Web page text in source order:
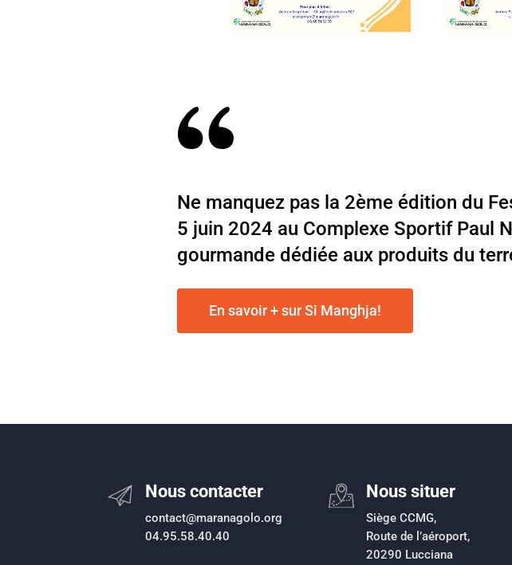
Ne manquez pas la 2ème édition du
5 juin 2024 au Complexe Sportif Paul
gourmande dédiée aux produits du
En savoir + sur Si Manghja!
Nous contacter
contact@maranagolo.org
04.95.58.40.40
Nous situer
Siège CCMG,
Route de l’aéroport,
20290 Lucciana